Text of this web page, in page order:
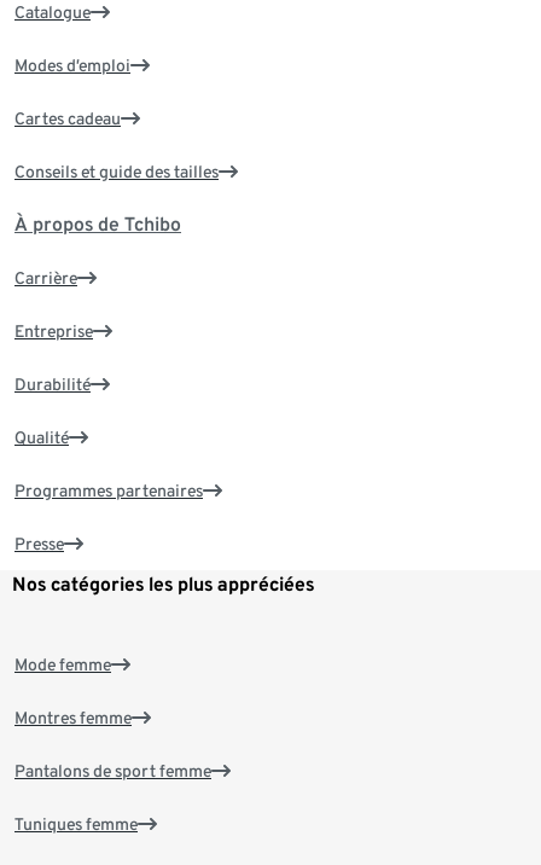
Catalogue
Modes d’emploi
Cartes cadeau
Conseils et guide des tailles
À propos de Tchibo
Carrière
Entreprise
Durabilité
Qualité
Programmes partenaires
Presse
Nos catégories les plus appréciées
Mode femme
Montres femme
Pantalons de sport femme
Tuniques femme